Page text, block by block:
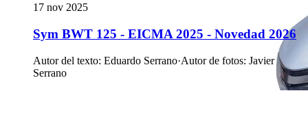
17 nov 2025
Sym BWT 125 - EICMA 2025 - Novedad 2026
Autor del texto: Eduardo Serrano·Autor de fotos: Javier
Serrano